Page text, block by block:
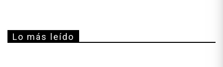
Lo más leído